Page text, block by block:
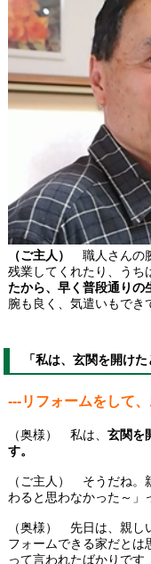
（ご主人）
職人さんの
残業してくれたり、うち
たから、早く普段通りの
腕も良く、気遣いもでき
「私は、玄関を開け
---リフォームをして
（奥様） 私は、 玄関を
す。
（ご主人） そうだね。
わると思わなかった～」
（奥様） 先日は、親し
フォームできる家だとは
って言われたばかりです